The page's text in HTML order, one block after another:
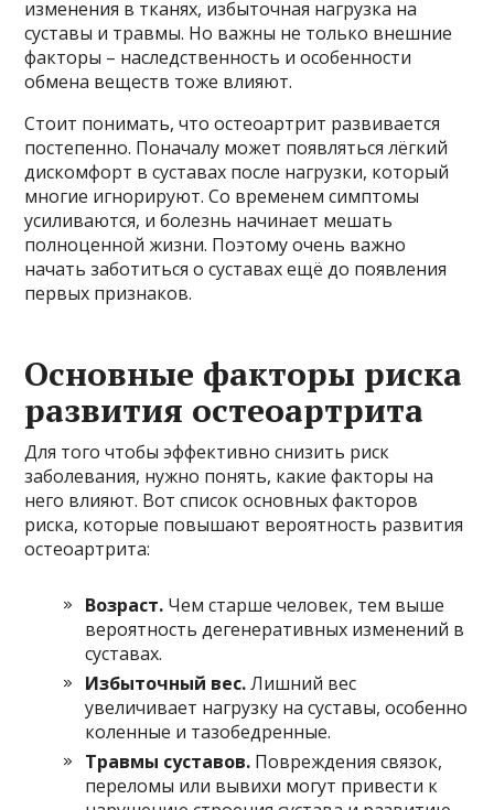
изменения в тканях, избыточная нагрузка на
суставы и травмы. Но важны не только внешние
факторы – наследственность и особенности
обмена веществ тоже влияют.
Стоит понимать, что остеоартрит развивается
постепенно. Поначалу может появляться лёгкий
дискомфорт в суставах после нагрузки, который
многие игнорируют. Со временем симптомы
усиливаются, и болезнь начинает мешать
полноценной жизни. Поэтому очень важно
начать заботиться о суставах ещё до появления
первых признаков.
Основные факторы риска
развития остеоартрита
Для того чтобы эффективно снизить риск
заболевания, нужно понять, какие факторы на
него влияют. Вот список основных факторов
риска, которые повышают вероятность развития
остеоартрита:
Возраст. Чем старше человек, тем выше
вероятность дегенеративных изменений в
суставах.
Избыточный вес.Лишний вес
увеличивает нагрузку на суставы, особенно
коленные и тазобедренные.
Травмы суставов. Повреждения связок,
переломы или вывихи могут привести к